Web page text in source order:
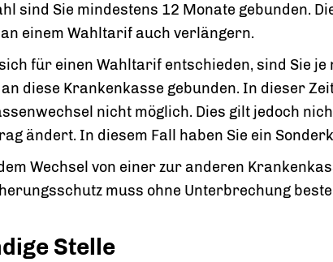
sind Sie mindestens 12 Monate gebunden.
einem Wahltarif auch verlängern.
für einen Wahltarif entschieden, sind Sie
diese Krankenkasse gebunden. In dieser
nicht möglich. Dies gilt jedoch
ändert. In diesem Fall haben Sie ein
Wechsel von einer zur anderen
muss ohne Unterbrechung
Stelle